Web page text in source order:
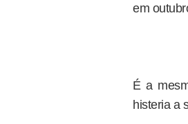
em
É a
histeria a